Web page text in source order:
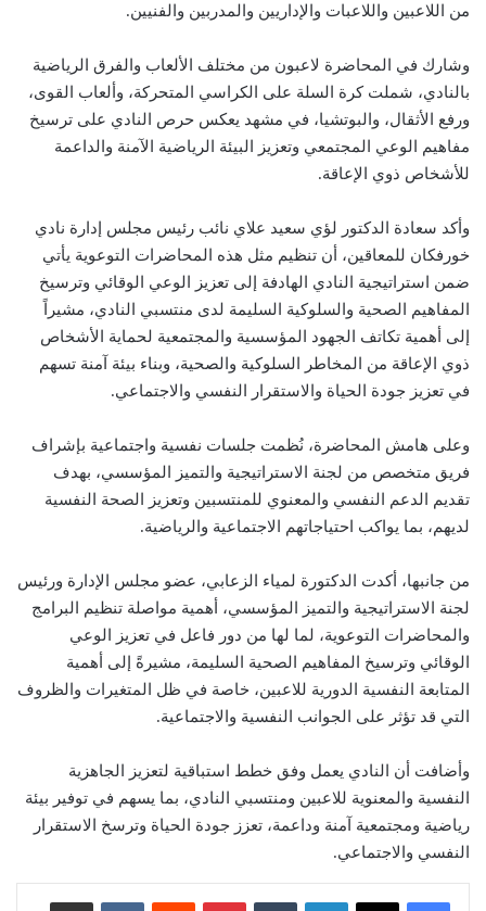
من اللاعبين واللاعبات والإداريين والمدربين والفنيين.
وشارك في المحاضرة لاعبون من مختلف الألعاب والفرق الرياضية
بالنادي، شملت كرة السلة على الكراسي المتحركة، وألعاب القوى،
ورفع الأثقال، والبوتشيا، في مشهد يعكس حرص النادي على ترسيخ
مفاهيم الوعي المجتمعي وتعزيز البيئة الرياضية الآمنة والداعمة
للأشخاص ذوي الإعاقة.
وأكد سعادة الدكتور لؤي سعيد علاي نائب رئيس مجلس إدارة نادي
خورفكان للمعاقين، أن تنظيم مثل هذه المحاضرات التوعوية يأتي
ضمن استراتيجية النادي الهادفة إلى تعزيز الوعي الوقائي وترسيخ
المفاهيم الصحية والسلوكية السليمة لدى منتسبي النادي، مشيراً
إلى أهمية تكاتف الجهود المؤسسية والمجتمعية لحماية الأشخاص
ذوي الإعاقة من المخاطر السلوكية والصحية، وبناء بيئة آمنة تسهم
في تعزيز جودة الحياة والاستقرار النفسي والاجتماعي.
وعلى هامش المحاضرة، نُظمت جلسات نفسية واجتماعية بإشراف
فريق متخصص من لجنة الاستراتيجية والتميز المؤسسي، بهدف
تقديم الدعم النفسي والمعنوي للمنتسبين وتعزيز الصحة النفسية
لديهم، بما يواكب احتياجاتهم الاجتماعية والرياضية.
من جانبها، أكدت الدكتورة لمياء الزعابي، عضو مجلس الإدارة ورئيس
لجنة الاستراتيجية والتميز المؤسسي، أهمية مواصلة تنظيم البرامج
والمحاضرات التوعوية، لما لها من دور فاعل في تعزيز الوعي
الوقائي وترسيخ المفاهيم الصحية السليمة، مشيرةً إلى أهمية
المتابعة النفسية الدورية للاعبين، خاصة في ظل المتغيرات والظروف
التي قد تؤثر على الجوانب النفسية والاجتماعية.
وأضافت أن النادي يعمل وفق خطط استباقية لتعزيز الجاهزية
النفسية والمعنوية للاعبين ومنتسبي النادي، بما يسهم في توفير بيئة
رياضية ومجتمعية آمنة وداعمة، تعزز جودة الحياة وترسخ الاستقرار
النفسي والاجتماعي.
لينكدإن بينتيريست مشاركة عبر البريد